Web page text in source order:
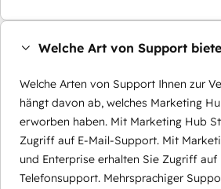
Welche Art von Support
Welche Arten von Support Ihnen zur
hängt davon ab, welches Marketing
erworben haben. Mit Marketing Hub
Zugriff auf E-Mail-Support. Mit
und Enterprise erhalten Sie Zugriff auf
Telefonsupport. Mehrsprachiger